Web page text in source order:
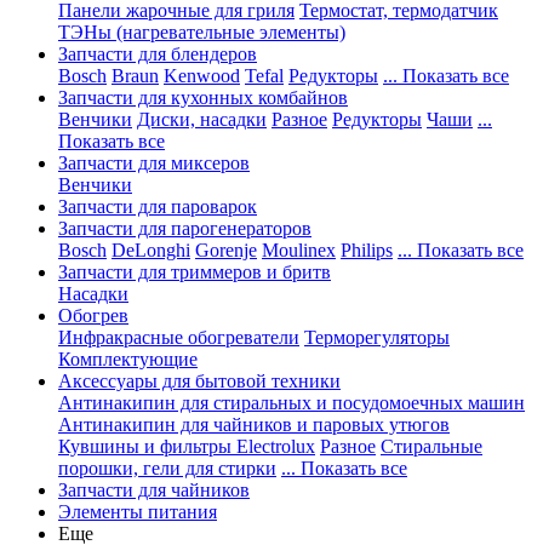
Панели жарочные для гриля Термостат, термодатчик
ТЭНы (нагревательные элементы)
Запчасти для блендеров
Bosch Braun Kenwood Tefal Редукторы ... Показать все
Запчасти для кухонных комбайнов
Венчики Диски, насадки Разное Редукторы Чаши ...
Показать все
Запчасти для миксеров
Венчики
Запчасти для пароварок
Запчасти для парогенераторов
Bosch DeLonghi Gorenje Moulinex Philips ... Показать все
Запчасти для триммеров и бритв
Насадки
Обогрев
Инфракрасные обогреватели Терморегуляторы
Комплектующие
Аксессуары для бытовой техники
Антинакипин для стиральных и посудомоечных машин
Антинакипин для чайников и паровых утюгов
Кувшины и фильтры Electrolux Разное Стиральные
порошки, гели для стирки ... Показать все
Запчасти для чайников
Элементы питания
Еще